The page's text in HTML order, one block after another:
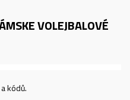
VOLEJBALOVÉ
kódů.